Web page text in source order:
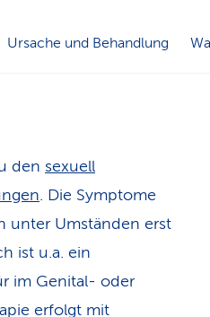
Ursache und Behandlung
den sexuell
. Die Symptome
unter Umständen erst
ist u.a. ein
im Genital- oder
erfolgt mit